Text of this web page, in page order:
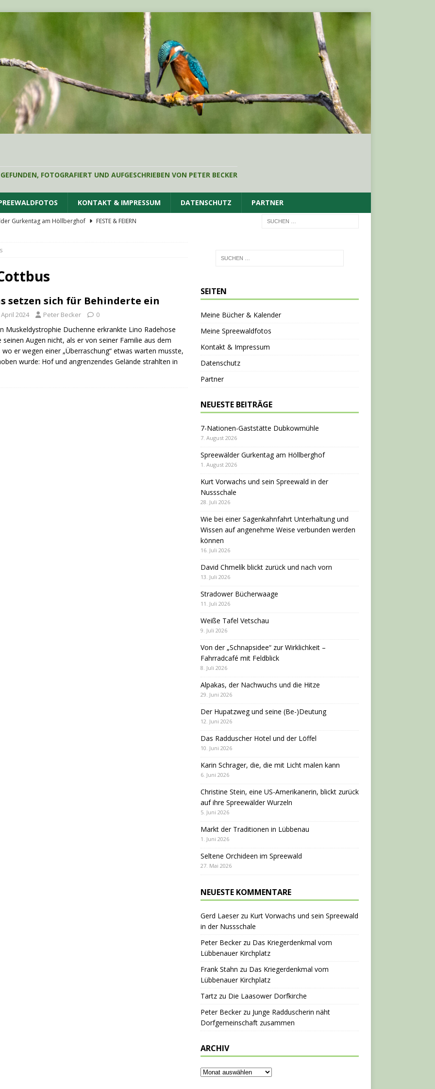
FOTOGRAFIERT UND AUFGESCHRIEBEN VON PETER BECKER
KONTAKT & IMPRESSUM DATENSCHUTZ PARTNER
Gurkentag am Höllberghof
FESTE & FEIERN
Sagenkahnfahrt Unterhaltung und Wissen auf angenehme Weise
GESCHICHTE
blickt zurück und nach vorn
Gaststätte Dubkowmühle SPREEWALDTOURISMUS
setzen sich für Behinderte ein
2024 Peter Becker 0
Muskeldystrophie Duchenne erkrankte Lino Radehose
seinen Augen nicht, als er von seiner Familie aus dem
wo er wegen einer „Überraschung“ etwas warten musste,
wurde: Hof und angrenzendes Gelände strahlten in
SEITEN
Meine Bücher & Kalender
Meine Spreewaldfotos
Kontakt & Impressum
Datenschutz
Partner
NEUESTE BEITRÄGE
7-Nationen-Gaststätte Dubkowmühle
7. August 2026
Spreewälder Gurkentag am Höllberghof
1. August 2026
Kurt Vorwachs und sein Spreewald in der
Nussschale
28. Juli 2026
Wie bei einer Sagenkahnfahrt Unterhaltung und
Wissen auf angenehme Weise verbunden werden
können
16. Juli 2026
David Chmelík blickt zurück und nach vorn
13. Juli 2026
Stradower Bücherwaage
11. Juli 2026
Weiße Tafel Vetschau
9. Juli 2026
Von der „Schnapsidee“ zur Wirklichkeit –
Fahrradcafé mit Feldblick
8. Juli 2026
Alpakas, der Nachwuchs und die Hitze
29. Juni 2026
Der Hupatzweg und seine (Be-)Deutung
12. Juni 2026
Das Radduscher Hotel und der Löffel
10. Juni 2026
Karin Schrager, die, die mit Licht malen kann
6. Juni 2026
Christine Stein, eine US-Amerikanerin, blickt zurück
auf ihre Spreewälder Wurzeln
5. Juni 2026
Markt der Traditionen in Lübbenau
1. Juni 2026
Seltene Orchideen im Spreewald
27. Mai 2026
NEUESTE KOMMENTARE
Gerd Laeserzu Kurt Vorwachs und sein Spreewald
in der Nussschale
Peter Beckerzu Das Kriegerdenkmal vom
Lübbenauer Kirchplatz
Frank Stahn zu Das Kriegerdenkmal vom
Lübbenauer Kirchplatz
Tartzzu Die Laasower Dorfkirche
Peter Beckerzu Junge Radduscherin näht
Dorfgemeinschaft zusammen
ARCHIV